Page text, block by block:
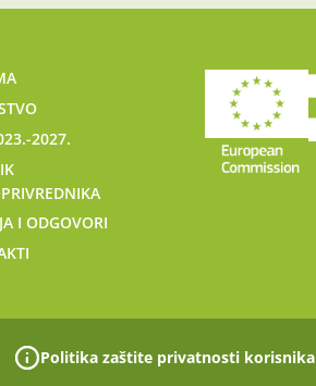
2027.
I ODGOVORI
Politika zaštite privatnosti korisnika